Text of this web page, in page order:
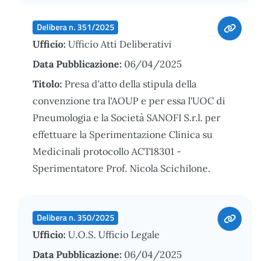
Delibera n. 351/2025
Ufficio: Ufficio Atti Deliberativi
Data Pubblicazione: 06/04/2025
Titolo: Presa d'atto della stipula della
convenzione tra l'AOUP e per essa l'UOC di
Pneumologia e la Società SANOFI S.r.l. per
effettuare la Sperimentazione Clinica su
Medicinali protocollo ACT18301 -
Sperimentatore Prof. Nicola Scichilone.
Delibera n. 350/2025
Ufficio: U.O.S. Ufficio Legale
Data Pubblicazione: 06/04/2025